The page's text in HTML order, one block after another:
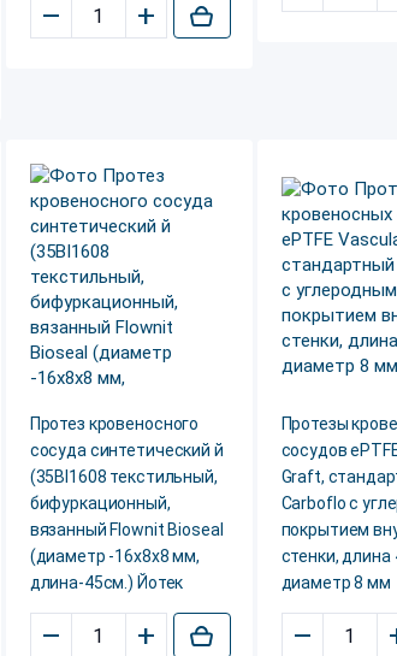
– +
Протез кровеносного
сосуда синтетический й
(35BI1608 текстильный,
бифуркационный,
вязанный Flownit Bioseal
(диаметр -16х8х8 мм,
длина-45см.) Йотек
– +
Протезы
сосудов
Graft,
Carboflo с
покрытием
стенки, длина
диаметр 8 мм
–